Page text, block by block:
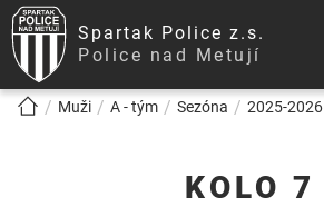
Spartak Police z.s.
Police nad Metují
!!!BREADCRUMB!!!
Muži A - tým Sezóna 2025-2026
KOLO 7